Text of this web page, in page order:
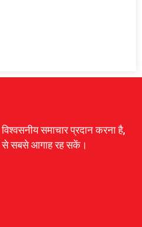
समाचार प्रदान करना है,
से सबसे आगाह रह सकें।